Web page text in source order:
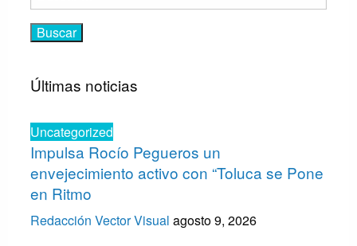
Últimas noticias
Uncategorized
Impulsa Rocío Pegueros un
envejecimiento activo con “Toluca se Pone
en Ritmo
Redacción Vector Visual agosto 9, 2026